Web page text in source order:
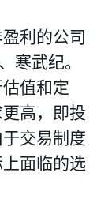
利的公司
寒武纪。
值和定
高，即投
交易制度
面临的选